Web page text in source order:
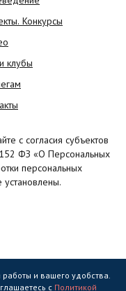
Конкурсы
клубы
с согласия субъектов
152 ФЗ «О Персональных
персональных
работы и вашего удобства.
с Политикой